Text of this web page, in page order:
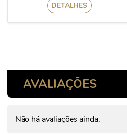
DETALHES
AVALIAÇÕES
Não há avaliações ainda.